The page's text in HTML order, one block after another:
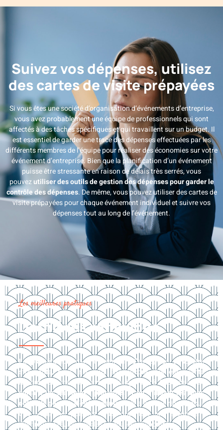
Suivez vos dépenses, utilisez
des cartes de visite prépayées
Si vous êtes une société d’organisation d’événements d’entreprise,
vous avez probablement une équipe de professionnels qui sont
affectés à des tâches spécifiques et qui travaillent sur un budget. Il
est essentiel de garder une trace des dépenses effectuées par les
différents membres de l’équipe pour réaliser des économies sur votre
événement d’entreprise. Bien que la planification d’un événement
puisse être stressante en raison de délais très serrés, vous
pouvezutiliser des outils de gestion des dépenses pour garder le
contrôle des dépenses. De même, vous pouvez utiliser des cartes de
visite prépayées pour chaque événement individuel et suivre vos
dépenses tout au long de l’événement.
Les meilleures pratiques
Dernières réflexions
La planification d’un événement d’entreprise peut être
stressante, mais elle peut être encore plus éprouvante
lorsque vous travaillez avec un budget serré. Cependant,en
suivant les meilleures pratiques et en utilisant les bons
outils de gestion d’événements, il n’y a aucune raison pour
que vous ne puissiez pas organiser un événement
d’entreprise réussi avec les ressources disponibles.